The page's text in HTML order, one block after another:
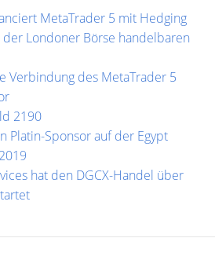
MetaTrader 5 mit Hedging
der Londoner Börse handelbaren
Verbindung des MetaTrader 5
2190
Platin-Sponsor auf der Egypt
hat den DGCX-Handel über